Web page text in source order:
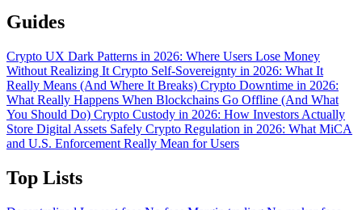
Guides
Crypto UX Dark Patterns in 2026: Where Users Lose Money
Without Realizing It Crypto Self-Sovereignty in 2026: What It
Really Means (And Where It Breaks) Crypto Downtime in 2026:
What Really Happens When Blockchains Go Offline (And What
You Should Do) Crypto Custody in 2026: How Investors Actually
Store Digital Assets Safely Crypto Regulation in 2026: What MiCA
and U.S. Enforcement Really Mean for Users
Top Lists